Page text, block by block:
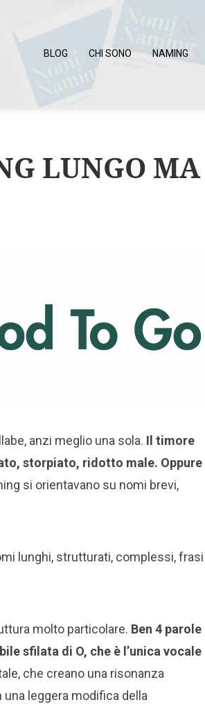
BLOG CHI SONO NAMING
LUNGO MA
anzi meglio una sola. Il timore
storpiato, ridotto male. Oppure
si orientavano su nomi brevi,
lunghi, strutturati, complessi, frasi
molto particolare. Ben 4 parole
sfilata di O, che è l’unica vocale
che creano una risonanza
leggera modifica della